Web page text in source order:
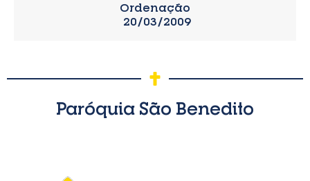
Ordenação
20/03/2009
Paróquia São Benedito